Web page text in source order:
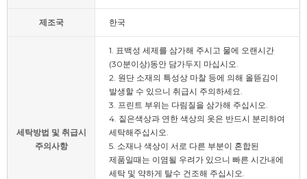
제조국 한국
세탁방법 및 취급시
주의사항
1. 표백성 세제를 삼가해 주시고 물에 오랜시간
(30분이상)동안 담가두지 마십시오.
2. 원단 소재의 특성상 마찰 등에 의해 올뜯김이
발생할 수 있으니 취급시 주의하세요.
3. 프린트 부위는 다림질을 삼가해 주십시오.
4. 짙은색상과 연한 색상의 옷은 반드시 분리하여
세탁해주십시오.
5. 소재나 색상이 서로 다른 부분이 혼합된
제품일때는 이염될 우려가 있으니 빠른 시간내에
세탁 및 약하게 탈수 건조해 주십시오.